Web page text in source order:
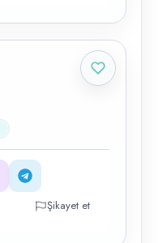
Şikayet et